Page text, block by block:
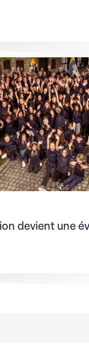
devient une
devient une